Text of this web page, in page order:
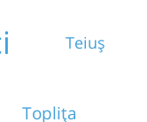
Teiuș
Toplița